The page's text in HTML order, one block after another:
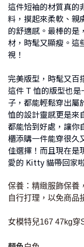
這件短袖的材質真的
料，摸起來柔軟、親
的舒適感。最棒的是
材，時髦又顯瘦。這
視！
完美版型，時髦又百
這件 T 恤的版型也
子，都能輕鬆穿出屬
恤的設計靈感更是來
都能恰到好處，讓你
櫃添購一件能穿很久
佳選擇！而且現在是
愛的 Kitty 貓帶回家
保養：精緻服飾保養
自行打理，以免商品
女模特兒167 47kg穿